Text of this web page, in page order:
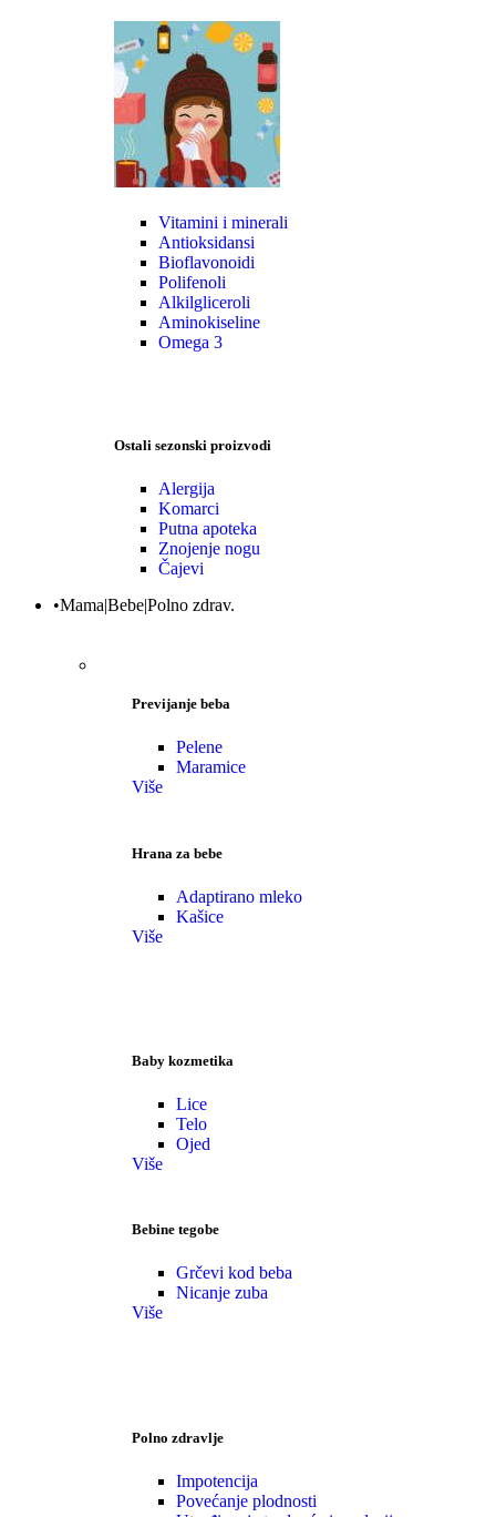
Vitamini i minerali
Antioksidansi
Bioflavonoidi
Polifenoli
Alkilgliceroli
Aminokiseline
Omega 3
Ostali sezonski proizvodi
Alergija
Komarci
Putna apoteka
Znojenje nogu
Čajevi
•Mama|Bebe|Polno zdrav.
Previjanje beba
Pelene
Maramice
Više
Hrana za bebe
Adaptirano mleko
Kašice
Više
Baby kozmetika
Lice
Telo
Ojed
Više
Bebine tegobe
Grčevi kod beba
Nicanje zuba
Više
Polno zdravlje
Impotencija
Povećanje plodnosti